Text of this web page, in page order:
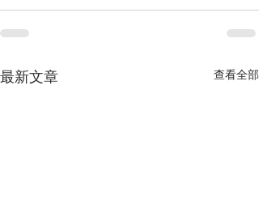
最新文章 查看全部